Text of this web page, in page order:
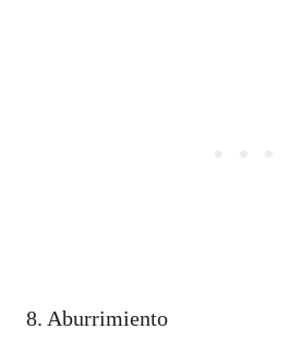
8. Aburrimiento